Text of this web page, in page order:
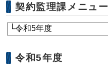
契約監理課メニュー
令和5年度